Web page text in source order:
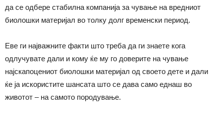
да се одбере стабилна компанија за чување на вредниот
биолошки материјал во толку долг временски период.
Еве ги најважните факти што треба да ги знаете кога
одлучувате дали и кому ќе му го доверите на чување
најскапоцениот биолошки материјал од своето дете и дали
ќе ја искористите шансата што се дава само еднаш во
животот – на самото породување.